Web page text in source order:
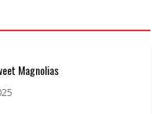
Magnolias